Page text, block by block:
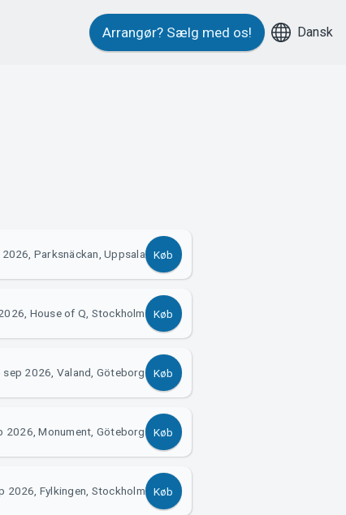
Arrangør? Sælg med os! Dansk
2026, Parksnäckan, Uppsala Køb
House of Q, Stockholm Køb
sep 2026, Valand, Göteborg Køb
2026, Monument, Göteborg Køb
2026, Fylkingen, Stockholm Køb